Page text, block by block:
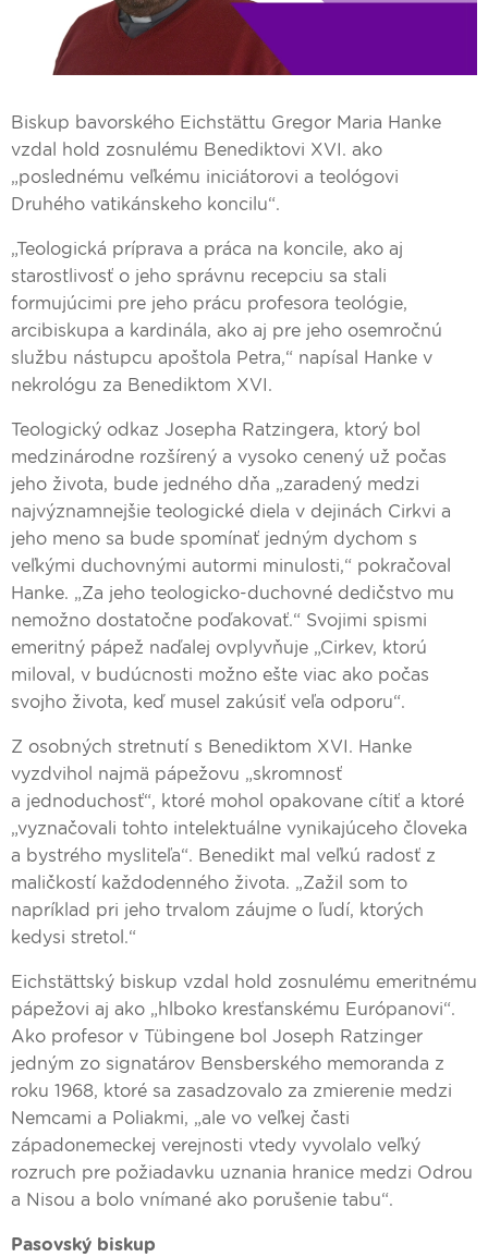
Biskup bavorského Eichstättu Gregor Maria Hanke
vzdal hold zosnulému Benediktovi XVI. ako
„poslednému veľkému iniciátorovi a teológovi
Druhého vatikánskeho koncilu“.
„Teologická príprava a práca na koncile, ako aj
starostlivosť o jeho správnu recepciu sa stali
formujúcimi pre jeho prácu profesora teológie,
arcibiskupa a kardinála, ako aj pre jeho osemročnú
službu nástupcu apoštola Petra,“ napísal Hanke v
nekrológu za Benediktom XVI.
Teologický odkaz Josepha Ratzingera, ktorý bol
medzinárodne rozšírený a vysoko cenený už počas
jeho života, bude jedného dňa „zaradený medzi
najvýznamnejšie teologické diela v dejinách Cirkvi a
jeho meno sa bude spomínať jedným dychom s
veľkými duchovnými autormi minulosti,“ pokračoval
Hanke. „Za jeho teologicko-duchovné dedičstvo mu
nemožno dostatočne poďakovať.“ Svojimi spismi
emeritný pápež naďalej ovplyvňuje „Cirkev, ktorú
miloval, v budúcnosti možno ešte viac ako počas
svojho života, keď musel zakúsiť veľa odporu“.
Z osobných stretnutí s Benediktom XVI. Hanke
vyzdvihol najmä pápežovu „skromnosť
a jednoduchosť“, ktoré mohol opakovane cítiť a ktoré
„vyznačovali tohto intelektuálne vynikajúceho človeka
a bystrého mysliteľa“. Benedikt mal veľkú radosť z
maličkostí každodenného života. „Zažil som to
napríklad pri jeho trvalom záujme o ľudí, ktorých
kedysi stretol.“
Eichstättský biskup vzdal hold zosnulému emeritnému
pápežovi aj ako „hlboko kresťanskému Európanovi“.
Ako profesor v Tübingene bol Joseph Ratzinger
jedným zo signatárov Bensberského memoranda z
roku 1968, ktoré sa zasadzovalo za zmierenie medzi
Nemcami a Poliakmi, „ale vo veľkej časti
západonemeckej verejnosti vtedy vyvolalo veľký
rozruch pre požiadavku uznania hranice medzi Odrou
a Nisou a bolo vnímané ako porušenie tabu“.
Pasovský biskup